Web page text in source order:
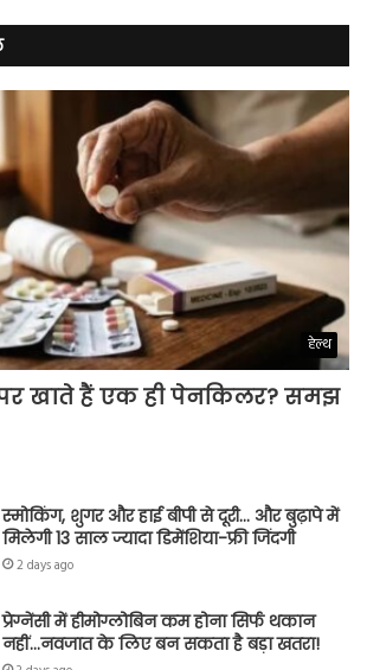
हेल्थ
पर खाते हैं एक ही पेनकिलर? समझ
स्मोकिंग, शुगर और हाई बीपी से दूरी… और बुढ़ापे में
मिलेगी 13 साल ज्यादा डिमेंशिया-फ्री जिंदगी
2 days ago
प्रेग्नेंसी में हीमोग्लोबिन कम होना सिर्फ थकान
नहीं…नवजात के लिए बन सकता है बड़ा खतरा!